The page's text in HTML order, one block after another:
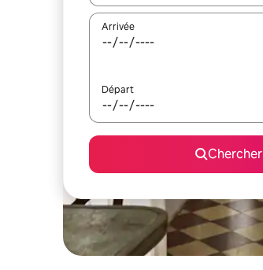
Arrivée
Départ
Chercher